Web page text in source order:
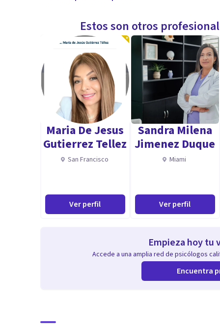
recobrar tu equilibrio y salud mental.
Especialidad
Mi especialidad es el enfoque cognitivo conductual,
que provocan malestar, conocer y gestionar las
conductas dañinas. Esta modalidad permite abordar
y mejorar de manera progresiva.
Aptitudes
Enfoque Cognitivo Conductual (CBT): Especialista
provocan malestar.
Gestión Emocional: Capacidad para ayudar a
Manejo de Depresión: Experiencia en abordar y tratar
Estos son otros
Maria De Jesus
Gutierrez Tellez
San Francisco
Ver perfil
Sandra Milena
Jimenez Duque
Miami
Ver perfil
Empieza hoy tu
Accede a una amplia red de psicólogos
Encuentra